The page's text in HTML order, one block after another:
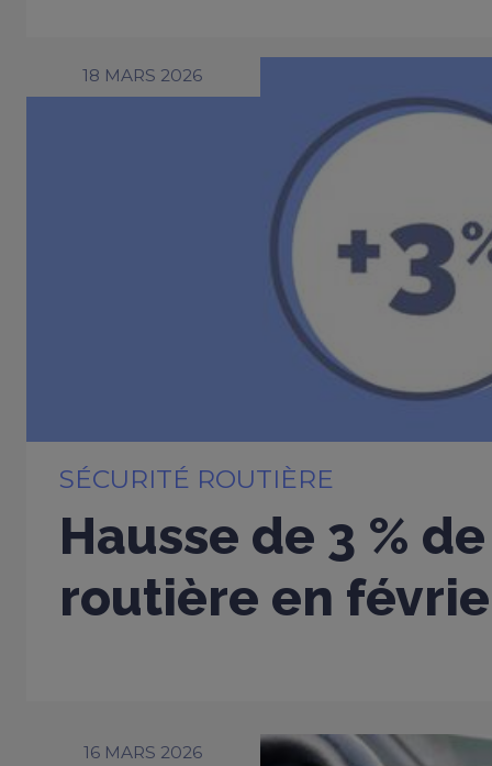
18 MARS 2026
SÉCURITÉ ROUTIÈRE
Hausse de 3 %
routière en
16 MARS 2026